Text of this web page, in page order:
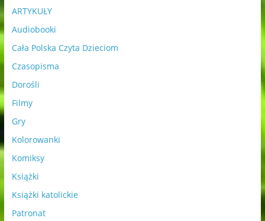
ARTYKUŁY
Audiobooki
Cała Polska Czyta Dzieciom
Czasopisma
Dorośli
Filmy
Gry
Kolorowanki
Komiksy
Książki
Książki katolickie
Patronat